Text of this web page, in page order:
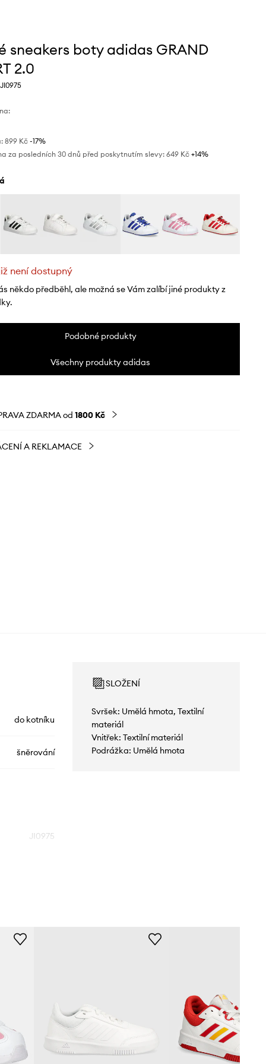
sneakers boty adidas GRAND
2.0
899 Kč-17%
za posledních 30 dnů před poskytnutím slevy: 649 Kč +14%
není dostupný
někdo předběhl, ale možná se Vám zalíbí jiné produkty z
Podobné produkty
Všechny produkty adidas
ZDARMA od 1800 Kč
A REKLAMACE
do kotníku
šněrování
JI0975
SLOŽENÍ
Svršek: Umělá hmota, Textilní
materiál
Vnitřek: Textilní materiál
Podrážka: Umělá hmota